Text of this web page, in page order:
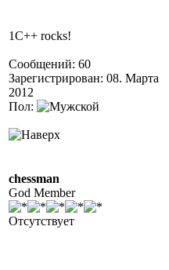
1C++ rocks!
Сообщений: 60
Зарегистрирован: 08. Марта
2012
Пол:
chessman
God Member
Отсутствует